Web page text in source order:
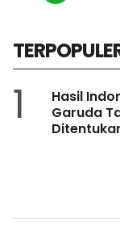
1
Hasil
Garuda